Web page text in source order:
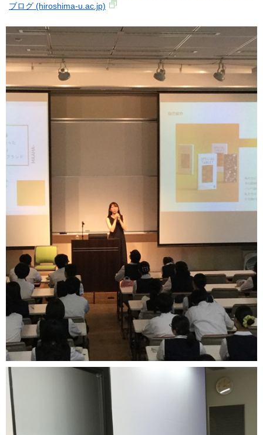
ブログ (hiroshima-u.ac.jp)